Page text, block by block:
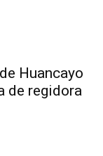
Huancayo
de regidora